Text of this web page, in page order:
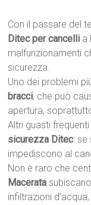
Con il passare del
Ditec per cancelli a
malfunzionamenti
sicurezza.
Uno dei problemi
bracci, che può
apertura,
Altri guasti
sicurezza Ditec: se
impediscono al
Non è raro che
Macerata
infiltrazioni